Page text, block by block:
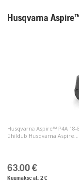
Husqvarna
Husqvarna Aspire™ P4A
ühildub Husqvarna Aspire...
63.00 €
Kuumakse al.: 2 €